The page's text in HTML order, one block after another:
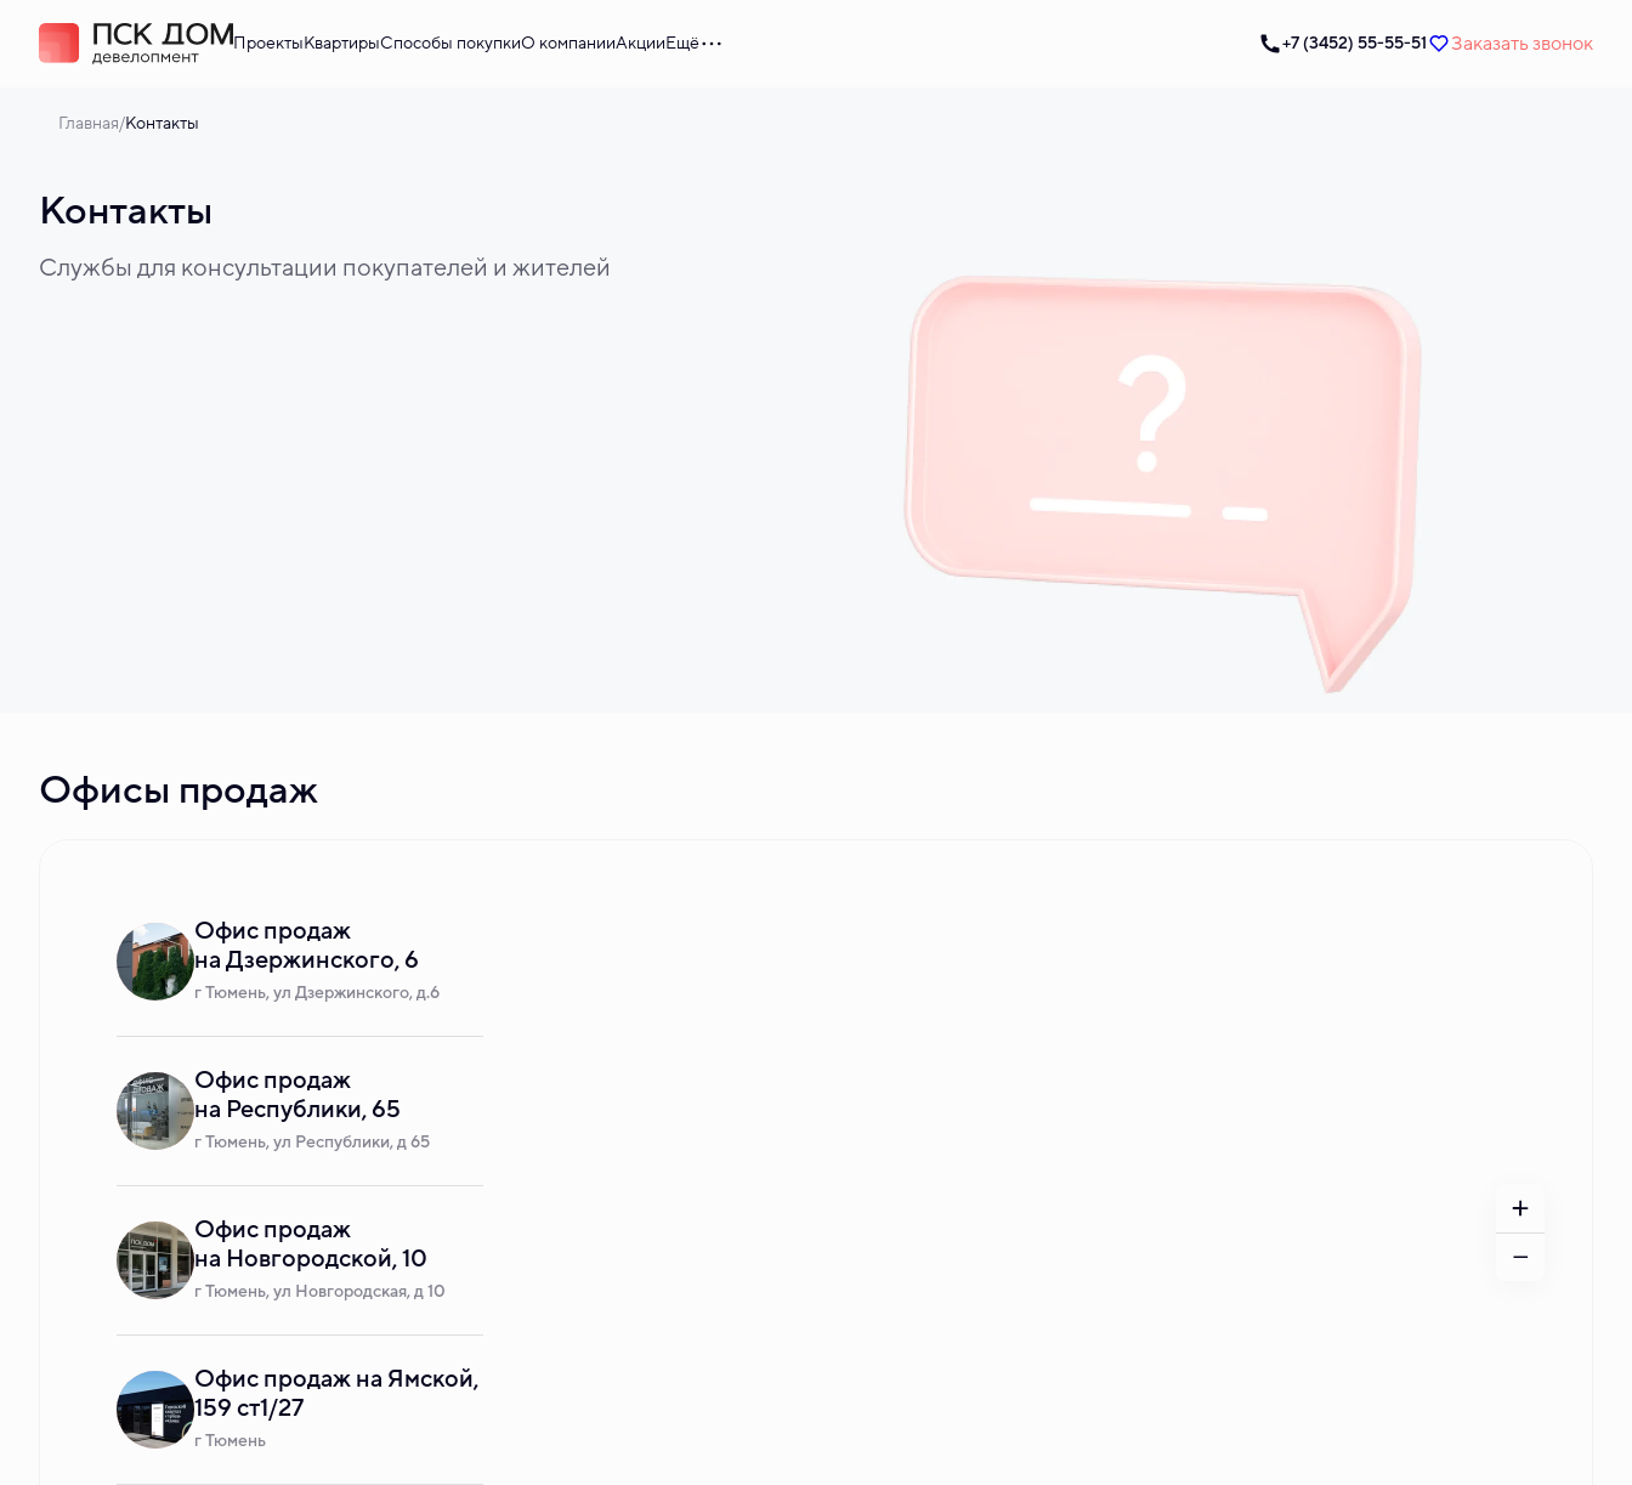
ПроектыКвартирыСпособы покупкиО компанииАкцииЕщё +7 (3452) 55-55-51 Заказать звонок
Главная/Контакты
Контакты
Службы для консультации покупателей и жителей
Офисы продаж
Офис продаж
на Дзержинского, 6
г Тюмень, ул Дзержинского, д.6
Офис продаж
на Республики, 65
г Тюмень, ул Республики, д 65
Офис продаж
на Новгородской, 10
г Тюмень, ул Новгородская, д 10
Офис продаж на Ямской,
159 ст1/27
г Тюмень